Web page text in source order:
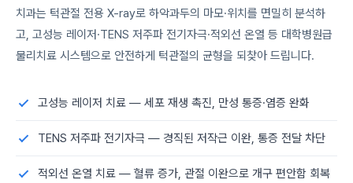
치과는 턱관절 전용 X-ray로 하악과두의 마모·위치를 면밀히 분석하
고, 고성능 레이저·TENS 저주파 전기자극·적외선 온열 등 대학병원급
물리치료 시스템으로 안전하게 턱관절의 균형을 되찾아 드립니다.
고성능 레이저 치료 — 세포 재생 촉진, 만성 통증·염증 완화
TENS 저주파 전기자극 — 경직된 저작근 이완, 통증 전달 차단
적외선 온열 치료 — 혈류 증가, 관절 이완으로 개구 편안함 회복